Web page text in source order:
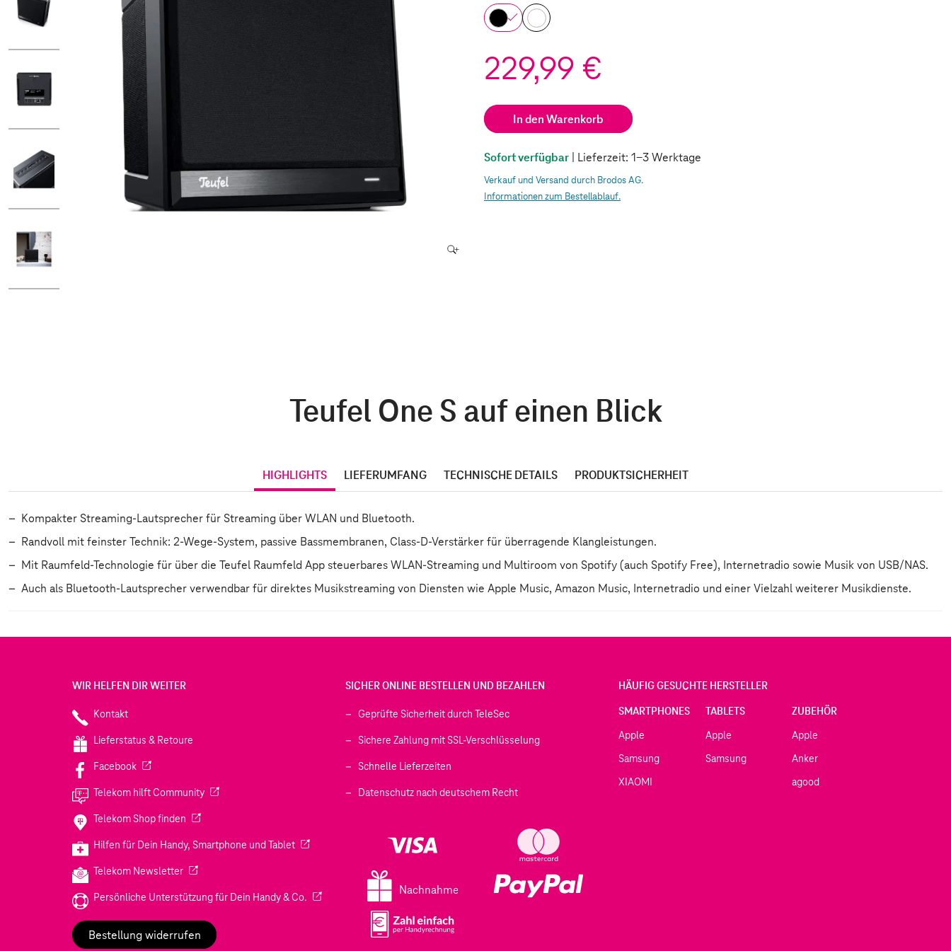
229,99 €
In den Warenkorb
Sofort verfügbar | Lieferzeit: 1-3 Werktage
Verkauf und Versand durch Brodos AG.
Informationen zum Bestellablauf.
Teufel One S auf einen Blick
HIGHLIGHTS LIEFERUMFANG TECHNISCHE DETAILS PRODUKTSICHERHEIT
Kompakter Streaming-Lautsprecher für Streaming über WLAN und Bluetooth.
Randvoll mit feinster Technik: 2-Wege-System, passive Bassmembranen, Class-D-Verstärker für überragende Klangleistungen.
Mit Raumfeld-Technologie für über die Teufel Raumfeld App steuerbares WLAN-Streaming und Multiroom von Spotify (auch Spotify Free), Internetradio sowie Musik von USB/NAS.
Auch als Bluetooth-Lautsprecher verwendbar für direktes Musikstreaming von Diensten wie Apple Music, Amazon Music, Internetradio und einer Vielzahl weiterer Musikdienste.
WIR HELFEN DIR WEITER
Kontakt
Lieferstatus & Retoure
Facebook(Wird in einem neuen Tab geöffnet)
Telekom hilft Community(Wird in einem neuen Tab geöffnet)
Telekom Shop finden (Wird in einem neuen Tab geöffnet)
Hilfen für Dein Handy, Smartphone und Tablet(Wird in einem neuen Tab geöffnet)
Telekom Newsletter(Wird in einem neuen Tab geöffnet)
Persönliche Unterstützung für Dein Handy & Co. (Wird in einem neuen Tab geöffnet)
Bestellung widerrufen
SICHER ONLINE BESTELLEN UND BEZAHLEN
Geprüfte Sicherheit durch TeleSec
Sichere Zahlung mit SSL-Verschlüsselung
Schnelle Lieferzeiten
Datenschutz nach deutschem Recht
Nachnahme
HÄUFIG GESUCHTE HERSTELLER
SMARTPHONES
Apple
Samsung
XIAOMI
TABLETS
Apple
Samsung
ZUBEHÖR
Apple
Anker
agood